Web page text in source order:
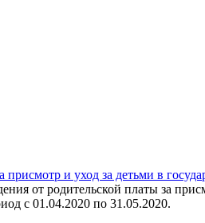
и уход за детьми в
от родительской платы за
с 01.04.2020 по 31.05.2020.